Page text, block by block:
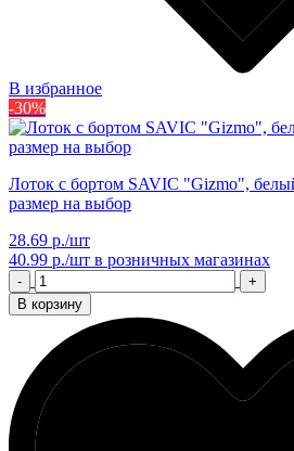
В избранное
-30%
Лоток с бортом SAVIC "Gizmo",
размер на выбор
28.69 р./шт
40.99 р./шт в розничных магазинах
-
+
В корзину